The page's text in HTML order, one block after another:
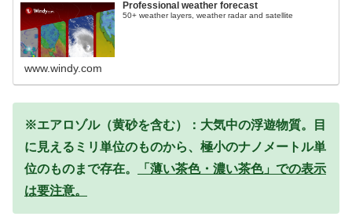
Professional weather forecast
50+ weather layers, weather radar and satellite
www.windy.com
※エアロゾル（黄砂を含む）：大気中の浮遊物質。目
に見えるミリ単位のものから、極小のナノメートル単
位のものまで存在。
「薄い茶色・濃い茶色」での表示
は要注意。